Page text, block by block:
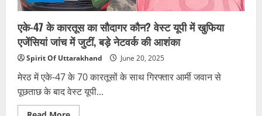
भी
शामिल
एके-47 के कारतूस का सौदागर कौन? वेस्ट यूपी में खुफिया
एजेंसियां जांच में जुटीं, बड़े नेटवर्क की आशंका
Spirit Of Uttarakhand June 20, 2025
मेरठ में एके-47 के 70 कारतूसों के साथ गिरफ्तार आर्मी जवान से
पूछताछ के बाद वेस्ट यूपी...